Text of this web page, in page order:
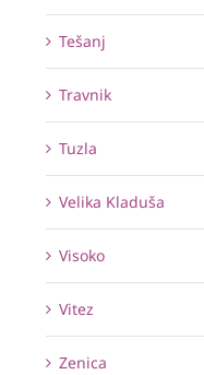
Tešanj
Travnik
Tuzla
Velika Kladuša
Visoko
Vitez
Zenica